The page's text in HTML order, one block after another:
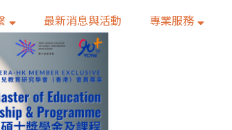
最新消息與活動 專業服務